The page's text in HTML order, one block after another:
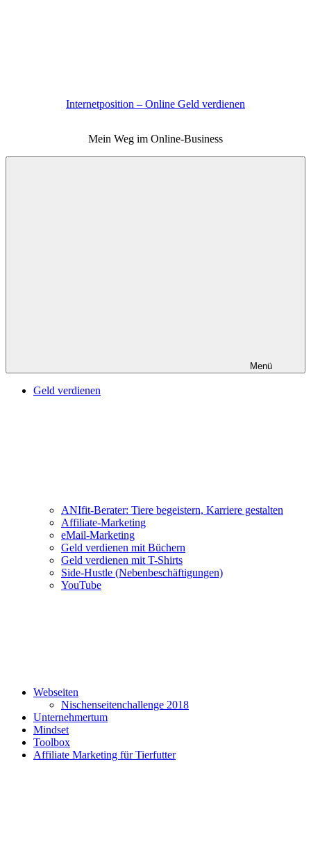
Internetposition – Online Geld verdienen
Mein Weg im Online-Business
Menü
Geld verdienen
ANIfit-Berater: Tiere begeistern, Karriere gestalten
Affiliate-Marketing
eMail-Marketing
Geld verdienen mit Büchern
Geld verdienen mit T-Shirts
Side-Hustle (Nebenbeschäftigungen)
YouTube
Webseiten
Nischenseitenchallenge 2018
Unternehmertum
Mindset
Toolbox
Affiliate Marketing für Tierfutter